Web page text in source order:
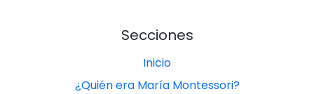
Secciones
Inicio
¿Quién era María Montessori?